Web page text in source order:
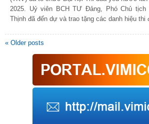
2025. Uỷ viên BCH TƯ Đảng, Phó Chủ
Thịnh đã đến dự và trao tặng các danh hiệu thi
« Older posts